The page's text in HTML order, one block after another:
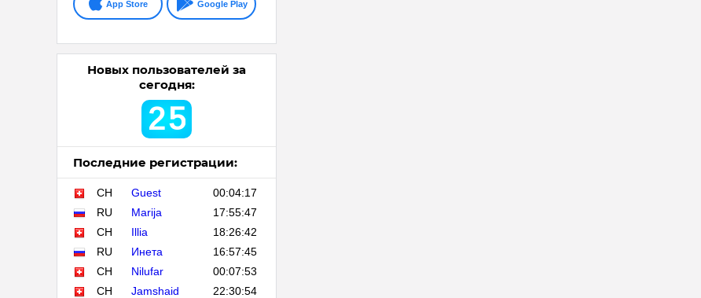
App Store Google Play
Новых пользователей за
сегодня:
25
Последние регистрации:
CH Guest
00:04:17
RU
Marija
17:55:47
CH
Illia
18:26:42
RU
Инета
16:57:45
CH
Nilufar
00:07:53
CH
Jamshaid 22:30:54